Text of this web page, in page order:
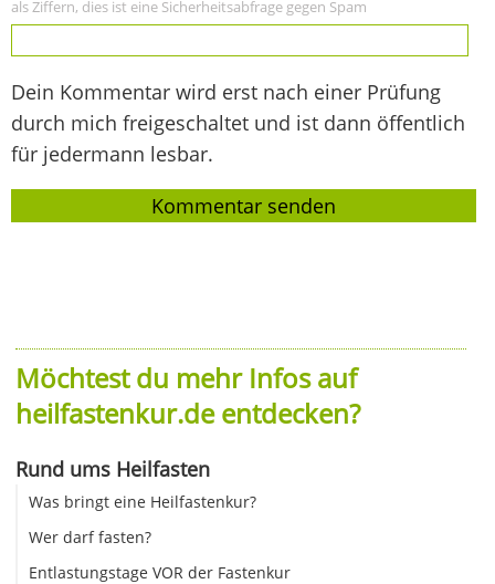
als Ziffern, dies ist eine Sicherheitsabfrage gegen Spam
Dein Kommentar wird erst nach einer Prüfung
durch mich freigeschaltet und ist dann öffentlich
für jedermann lesbar.
Möchtest du mehr Infos auf
heilfastenkur.de entdecken?
Rund ums Heilfasten
Was bringt eine Heilfastenkur?
Wer darf fasten?
Entlastungstage VOR der Fastenkur